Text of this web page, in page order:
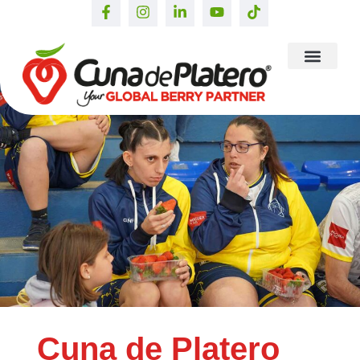
Cuna de Platero